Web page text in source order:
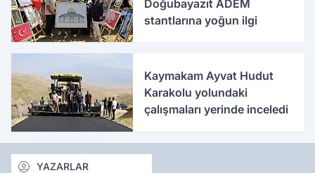
Doğubayazıt ADEM
stantlarına yoğun ilgi
Kaymakam Ayvat Hudut
Karakolu yolundaki
çalışmaları yerinde inceledi
YAZARLAR